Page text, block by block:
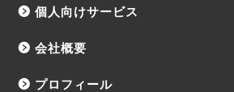
個人向けサービス
会社概要
プロフィール